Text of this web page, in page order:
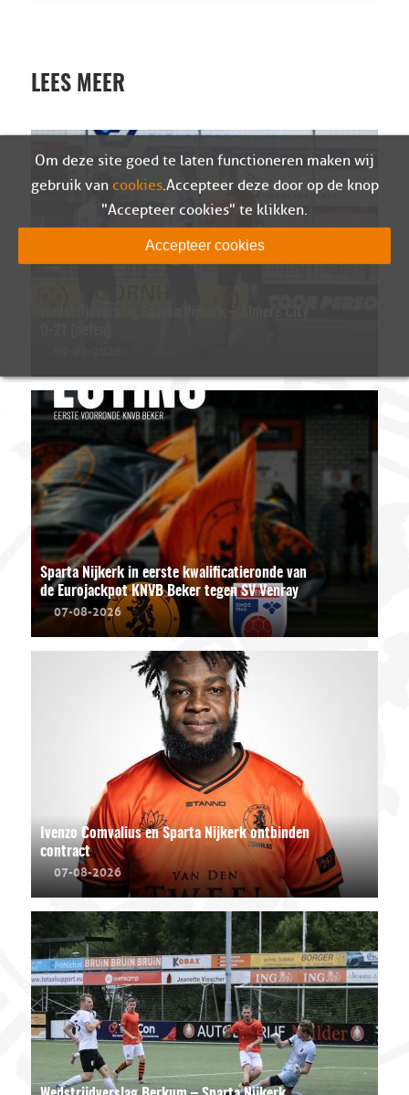
LEES MEER
Sparta Nijkerk in eerste kwalificatieronde van
de Eurojackpot KNVB Beker tegen SV Venray
07-08-2026
Ivenzo Comvalius en Sparta Nijkerk ontbinden
contract
07-08-2026
Om deze site goed te laten functioneren maken wij
gebruik van cookies. Accepteer deze door op de knop
"Accepteer cookies" te klikken.
Accepteer cookies